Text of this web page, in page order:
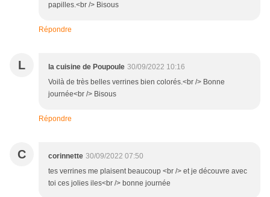
papilles.<br /> Bisous
Répondre
L la cuisine de Poupoule 30/09/2022 10:16
Voilà de très belles verrines bien colorés.<br /> Bonne
journée<br /> Bisous
Répondre
C corinnette 30/09/2022 07:50
tes verrines me plaisent beaucoup <br /> et je découvre avec
toi ces jolies iles<br /> bonne journée